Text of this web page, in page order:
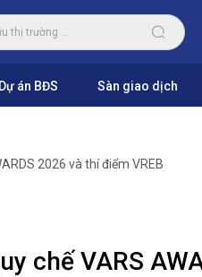
Dự án BĐS Sàn giao dịch
2026 và thí điểm VREB
chế VARS